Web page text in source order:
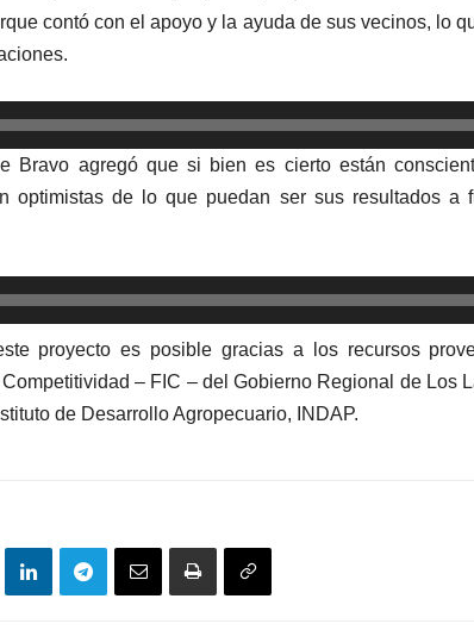
contó con el apoyo y la ayuda de sus vecinos, lo
Bravo agregó que si bien es cierto están
optimistas de lo que puedan ser sus resultados a
proyecto es posible gracias a los recursos
Competitividad – FIC – del Gobierno Regional de Los
de Desarrollo Agropecuario, INDAP.